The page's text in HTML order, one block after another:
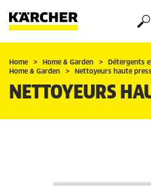
Panier
Liste d'envies
Home Home & Garden
Détergents
Home & Garden
Nettoyeurs haute
NETTOYEURS